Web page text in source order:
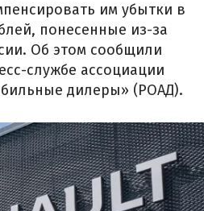
им убытки в
понесенные из-за
Об этом сообщили
службе ассоциации
дилеры» (РОАД).